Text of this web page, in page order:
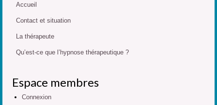
Accueil
Contact et situation
La thérapeute
Qu’est-ce que l’hypnose thérapeutique ?
Espace membres
Connexion